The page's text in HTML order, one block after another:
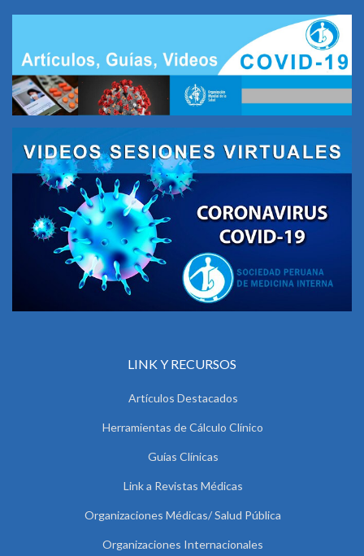
LINK Y RECURSOS
Artículos Destacados
Herramientas de Cálculo Clínico
Guías Clínicas
Link a Revistas Médicas
Organizaciones Médicas/ Salud Pública
Organizaciones Internacionales